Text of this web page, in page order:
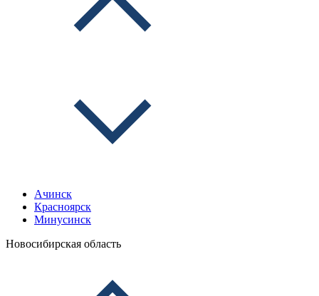
Ачинск
Красноярск
Минусинск
Новосибирская область